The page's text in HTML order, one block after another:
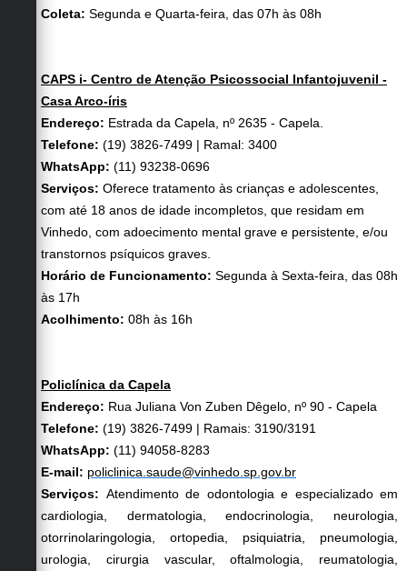
Coleta: Segunda e Quarta-feira, das 07h às 08h
CAPS i- Centro de Atenção Psicossocial Infantojuvenil -
Casa Arco-íris
Endereço: Estrada da Capela, nº 2635 - Capela.
Telefone: (19) 3826-7499 | Ramal: 3400
WhatsApp: (11) 93238-0696
Serviços: Oferece tratamento às crianças e adolescentes,
com até 18 anos de idade incompletos, que residam em
Vinhedo, com adoecimento mental grave e persistente, e/ou
transtornos psíquicos graves.
Horário de Funcionamento: Segunda à Sexta-feira, das 08h
às 17h
Acolhimento: 08h às 16h
Policlínica da Capela
Endereço: Rua Juliana Von Zuben Dêgelo, nº 90 - Capela
Telefone: (19) 3826-7499 | Ramais: 3190/3191
WhatsApp: (11) 94058-8283
E-mail: policlinica.saude@vinhedo.sp.gov.br
Serviços: Atendimento de odontologia e especializado em
cardiologia, dermatologia, endocrinologia, neurologia,
otorrinolaringologia, ortopedia, psiquiatria, pneumologia,
urologia, cirurgia vascular, oftalmologia, reumatologia,